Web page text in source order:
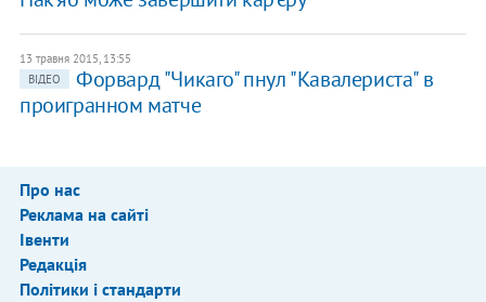
13 травня 2015, 13:55
ВІДЕО
Форвард "Чикаго" пнул "Кавалериста" в
проигранном матче
Про нас
Реклама на сайті
Івенти
Редакція
Політики і стандарти